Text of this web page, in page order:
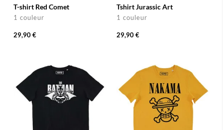
T-shirt Red Comet
1 couleur
29,90 €
Tshirt Jurassic Art
1 couleur
29,90 €